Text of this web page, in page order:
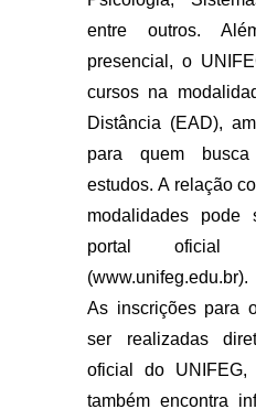
entre outros.
presencial, o
cursos na
Distância (EAD),
para quem
estudos. A relação
modalidades pode
portal oficial
(www.unifeg.edu.br).
As inscrições para
ser realizadas
oficial do
também encontra